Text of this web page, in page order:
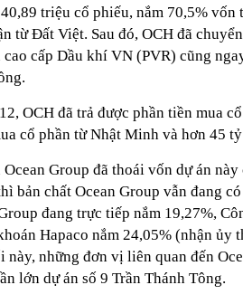
triệu cổ phiếu, nắm 70,5%
từ Đất Việt. Sau đó, OCH đã
cấp Dầu khí VN (PVR) cũng
OCH đã trả được phần tiền mua
cổ phần từ Nhật Minh và hơn 45
Ocean Group đã thoái vốn dự án
bản chất Ocean Group vẫn đang
đang trực tiếp nắm 19,27%,
Hapaco nắm 24,05% (nhận ủy
này, những đơn vị liên quan đến
lớn dự án số 9 Trần Thánh Tông.